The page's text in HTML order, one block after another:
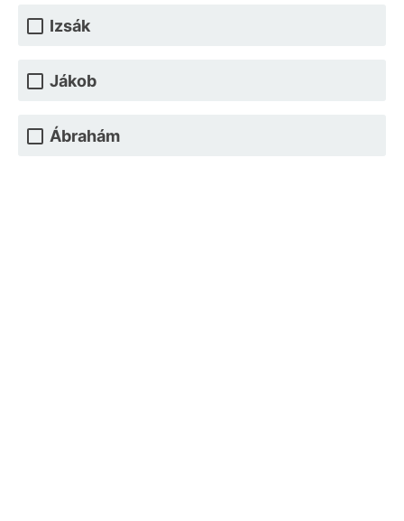
Izsák
Jákob
Ábrahám